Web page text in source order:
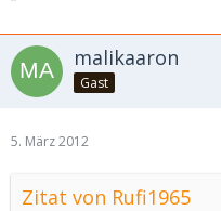
malikaaron
Gast
5. März 2012
Zitat von Rufi1965